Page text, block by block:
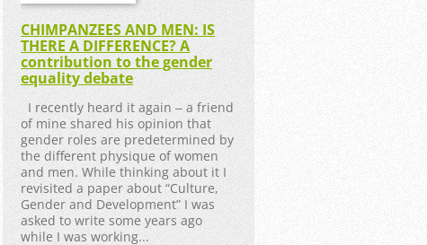
CHIMPANZEES AND MEN: IS
THERE A DIFFERENCE? A
contribution to the gender
equality debate
I recently heard it again ‒ a friend
of mine shared his opinion that
gender roles are predetermined by
the different physique of women
and men. While thinking about it I
revisited a paper about “Culture,
Gender and Development” I was
asked to write some years ago
while I was working...